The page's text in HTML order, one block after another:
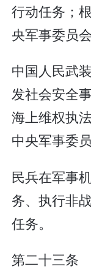
行动任务；
央军事委员
中国人民武
发社会安全
海上维权执
中央军事委
民兵在军事
务、执行非
任务。
第二十三条